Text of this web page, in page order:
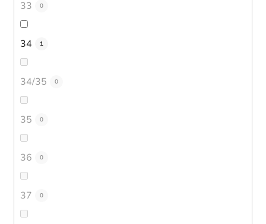
33 0
34 1
34/35 0
35 0
36 0
37 0